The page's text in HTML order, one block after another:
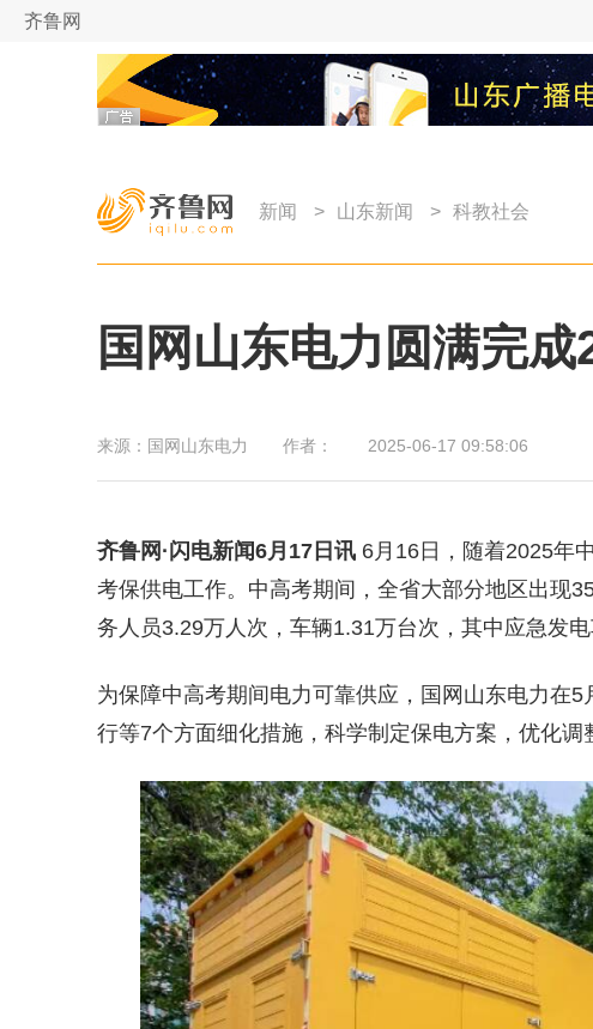
齐鲁网
新闻 > 山东新闻 > 科教社会
国网山东电力圆满完
来源： 国网山东电力 作者： 2025-06-17 09:58:06
齐鲁网 ·闪电新闻6月17日讯6月16日，随着2025年
考保供电工作。中高考期间，全省大部分地区出现
务人员3.29万人次，车辆1.31万台次，其中应急发
为保障中高考期间电力可靠供应，国网山东电力在
行等7个方面细化措施，科学制定保电方案，优化调